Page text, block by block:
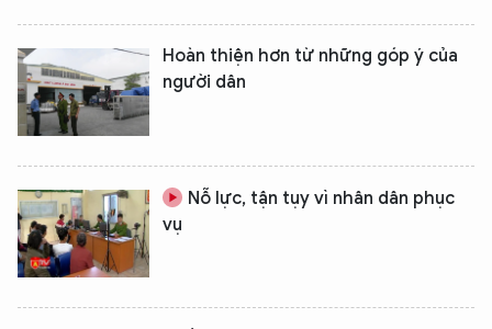
Hoàn thiện hơn từ những góp ý của
người dân
Nỗ lực, tận tụy vì nhân dân phục
vụ